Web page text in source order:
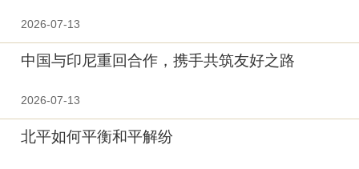
2026-07-13
中国与印尼重回合作，携手共筑友好之路
2026-07-13
北平如何平衡和平解纷